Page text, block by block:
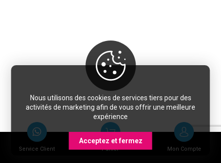
Service Client Panier Mon Compte
Nous utilisons des cookies de services tiers pour des
activités de marketing afin de vous offrir une meilleure
expérience
Acceptez et fermez